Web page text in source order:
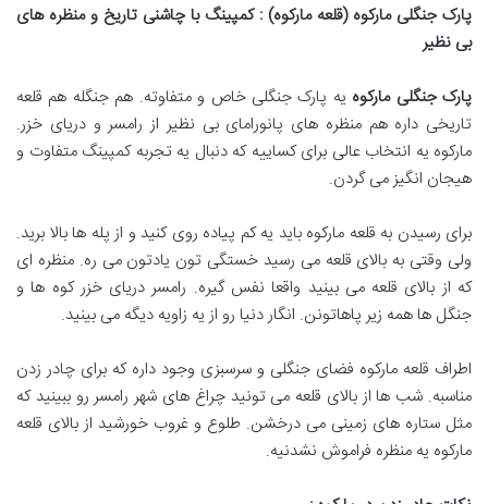
پارک جنگلی مارکوه (قلعه مارکوه) : کمپینگ با چاشنی تاریخ و منظره های
بی نظیر
پارک جنگلی مارکوه یه پارک جنگلی خاص و متفاوته. هم جنگله هم قلعه
تاریخی داره هم منظره های پانورامای بی نظیر از رامسر و دریای خزر.
مارکوه یه انتخاب عالی برای کساییه که دنبال یه تجربه کمپینگ متفاوت و
هیجان انگیز می گردن.
برای رسیدن به قلعه مارکوه باید یه کم پیاده روی کنید و از پله ها بالا برید.
ولی وقتی به بالای قلعه می رسید خستگی تون یادتون می ره. منظره ای
که از بالای قلعه می بینید واقعا نفس گیره. رامسر دریای خزر کوه ها و
جنگل ها همه زیر پاهاتونن. انگار دنیا رو از یه زاویه دیگه می بینید.
اطراف قلعه مارکوه فضای جنگلی و سرسبزی وجود داره که برای چادر زدن
مناسبه. شب ها از بالای قلعه می تونید چراغ های شهر رامسر رو ببینید که
مثل ستاره های زمینی می درخشن. طلوع و غروب خورشید از بالای قلعه
مارکوه یه منظره فراموش نشدنیه.